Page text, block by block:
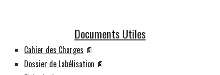
Documents Utiles
Cahier des Charges 📄
Dossier de Labélisation 📄